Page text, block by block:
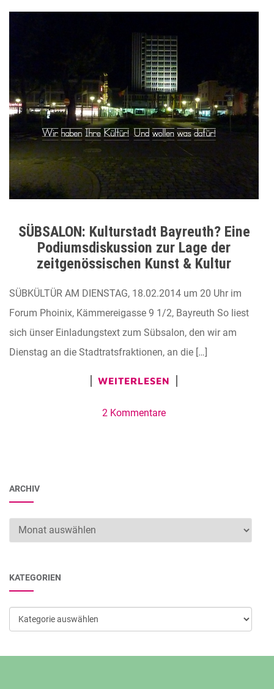
SÜBSALON: Kulturstadt Bayreuth? Eine
Podiumsdiskussion zur Lage der
zeitgenössischen Kunst & Kultur
SÜBKÜLTÜR AM DIENSTAG, 18.02.2014 um 20 Uhr im
Forum Phoinix, Kämmereigasse 9 1/2, Bayreuth So liest
sich ünser Einladungstext zum Sübsalon, den wir am
Dienstag an die Stadtratsfraktionen, an die […]
WEITERLESEN
2 Kommentare
ARCHIV
Archiv
KATEGORIEN
Kategorien